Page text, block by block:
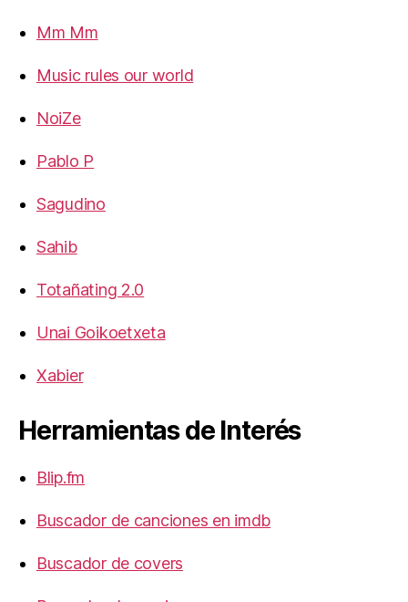
Mm Mm
Music rules our world
NoiZe
Pablo P
Sagudino
Sahib
Totañating 2.0
Unai Goikoetxeta
Xabier
Herramientas de Interés
Blip.fm
Buscador de canciones en imdb
Buscador de covers